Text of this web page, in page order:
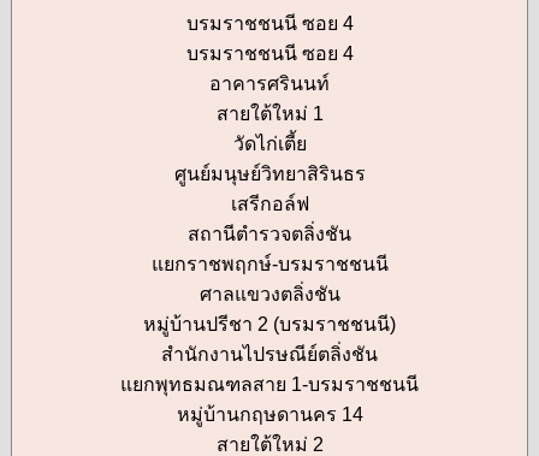
บรมราชชนนี ซอย 4
บรมราชชนนี ซอย 4
อาคารศรินนท์
สายใต้ใหม่ 1
วัดไก่เตี้ย
ศูนย์มนุษย์วิทยาสิรินธร
เสรีกอล์ฟ
สถานีตำรวจตลิ่งชัน
แยกราชพฤกษ์-บรมราชชนนี
ศาลแขวงตลิ่งชัน
หมู่บ้านปรีชา 2 (บรมราชชนนี)
สำนักงานไปรษณีย์ตลิ่งชัน
แยกพุทธมณฑลสาย 1-บรมราชชนนี
หมู่บ้านกฤษดานคร 14
สายใต้ใหม่ 2